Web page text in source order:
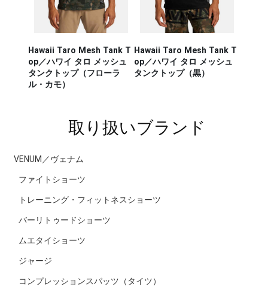
Hawaii Taro Mesh Tank T
op／ハワイ タロ メッシュ
タンクトップ（フローラ
ル・カモ）
Hawaii Taro Mesh Tank T
op／ハワイ タロ メッシュ
タンクトップ（黒）
取り扱いブランド
VENUM／ヴェナム
ファイトショーツ
トレーニング・フィットネスショーツ
バーリトゥードショーツ
ムエタイショーツ
ジャージ
コンプレッションスパッツ（タイツ）